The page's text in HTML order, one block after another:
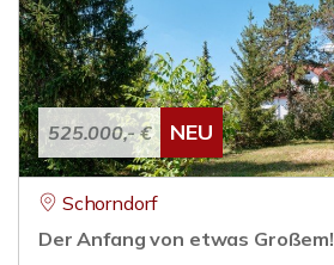
525.000,- € NEU
Schorndorf
Der Anfang von etwas Großem!